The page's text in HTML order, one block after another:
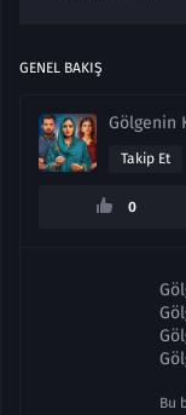
GENEL BAKIŞ
Gölgenin
Takip Et
0
Bu